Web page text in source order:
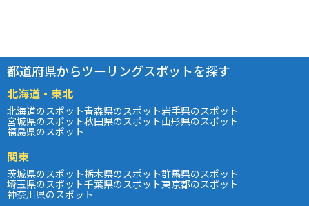
都道府県からツーリングスポットを探す
北海道・東北
北海道のスポット青森県のスポット岩手県のスポット
宮城県のスポット秋田県のスポット山形県のスポット
福島県のスポット
関東
茨城県のスポット栃木県のスポット群馬県のスポット
埼玉県のスポット千葉県のスポット東京都のスポット
神奈川県のスポット